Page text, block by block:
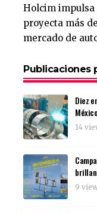
Holcim impulsa
proyecta más
mercado de
Publicaciones
Diez
14
9